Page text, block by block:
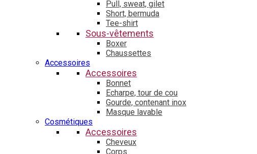
Pull, sweat, gilet
Short, bermuda
Tee-shirt
Sous-vêtements
Boxer
Chaussettes
Accessoires
Accessoires
Bonnet
Echarpe, tour de cou
Gourde, contenant inox
Masque lavable
Cosmétiques
Accessoires
Cheveux
Corps